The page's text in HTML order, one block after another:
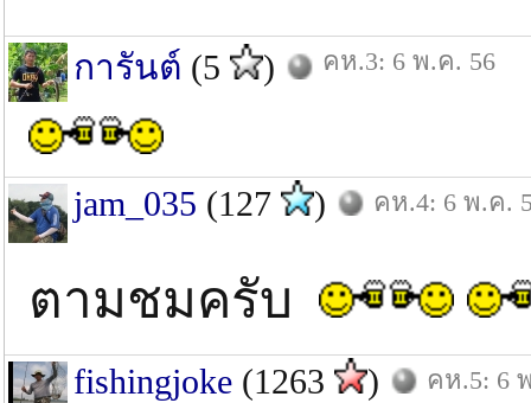
การันต์ (5 ) คห.3: 6 พ.ค. 56
jam_035 (127 ) คห.4: 6 พ.ค.
ตามชมครับ
fishingjoke (1263 ) คห.5: 6